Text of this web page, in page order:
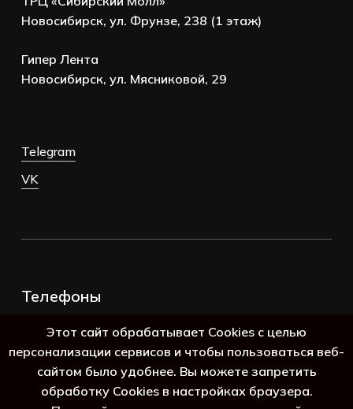
Новосибирск, ул. Фрунзе, 238 (1 этаж)
Гипер Лента
Новосибирск, ул. Мясниковой, 29
Telegram
VK
Телефоны
8 (800) 250-69-39
Этот сайт обрабатывает Cookies с целью
персонализации сервисов и чтобы пользоваться веб-
сайтом было удобнее. Вы можете запретить
обработку Cookies в настройках браузера.